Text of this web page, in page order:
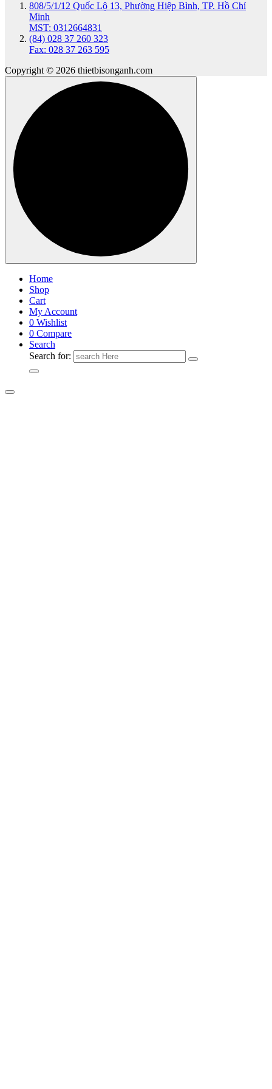
808/5/1/12 Quốc Lộ 13, Phường Hiệp Bình, TP. Hồ Chí
Minh
MST: 0312664831
(84) 028 37 260 323
Fax: 028 37 263 595
Copyright © 2026 thietbisonganh.com
Home
Shop
Cart
My Account
0 Wishlist
0 Compare
Search
Search for: